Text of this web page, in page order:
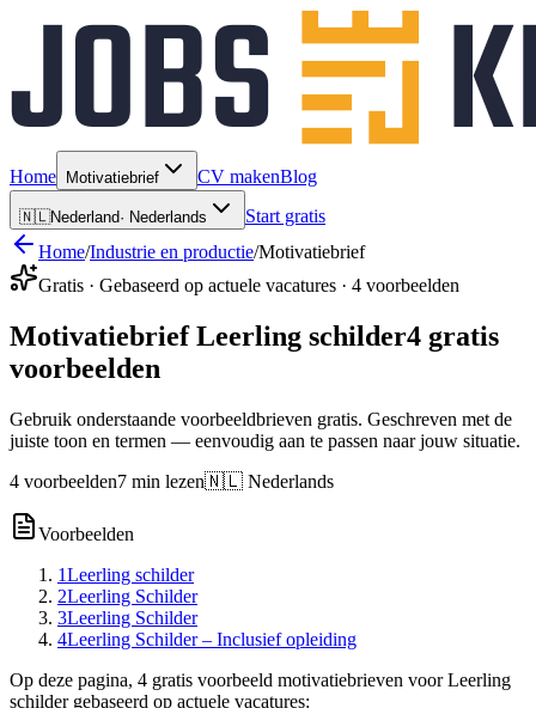
Home Motivatiebrief CV makenBlog
🇳🇱Nederland· Nederlands
Start gratis
Home/Industrie en productie/Motivatiebrief
Gratis · Gebaseerd op actuele vacatures · 4 voorbeelden
Motivatiebrief Leerling schilder4 gratis
voorbeelden
Gebruik onderstaande voorbeeldbrieven gratis. Geschreven met de
juiste toon en termen — eenvoudig aan te passen naar jouw situatie.
4 voorbeelden7 min lezen🇳🇱 Nederlands
Voorbeelden
1Leerling schilder
2Leerling Schilder
3Leerling Schilder
4Leerling Schilder – Inclusief opleiding
Op deze pagina, 4 gratis voorbeeld motivatiebrieven voor Leerling
schilder gebaseerd op actuele vacatures: